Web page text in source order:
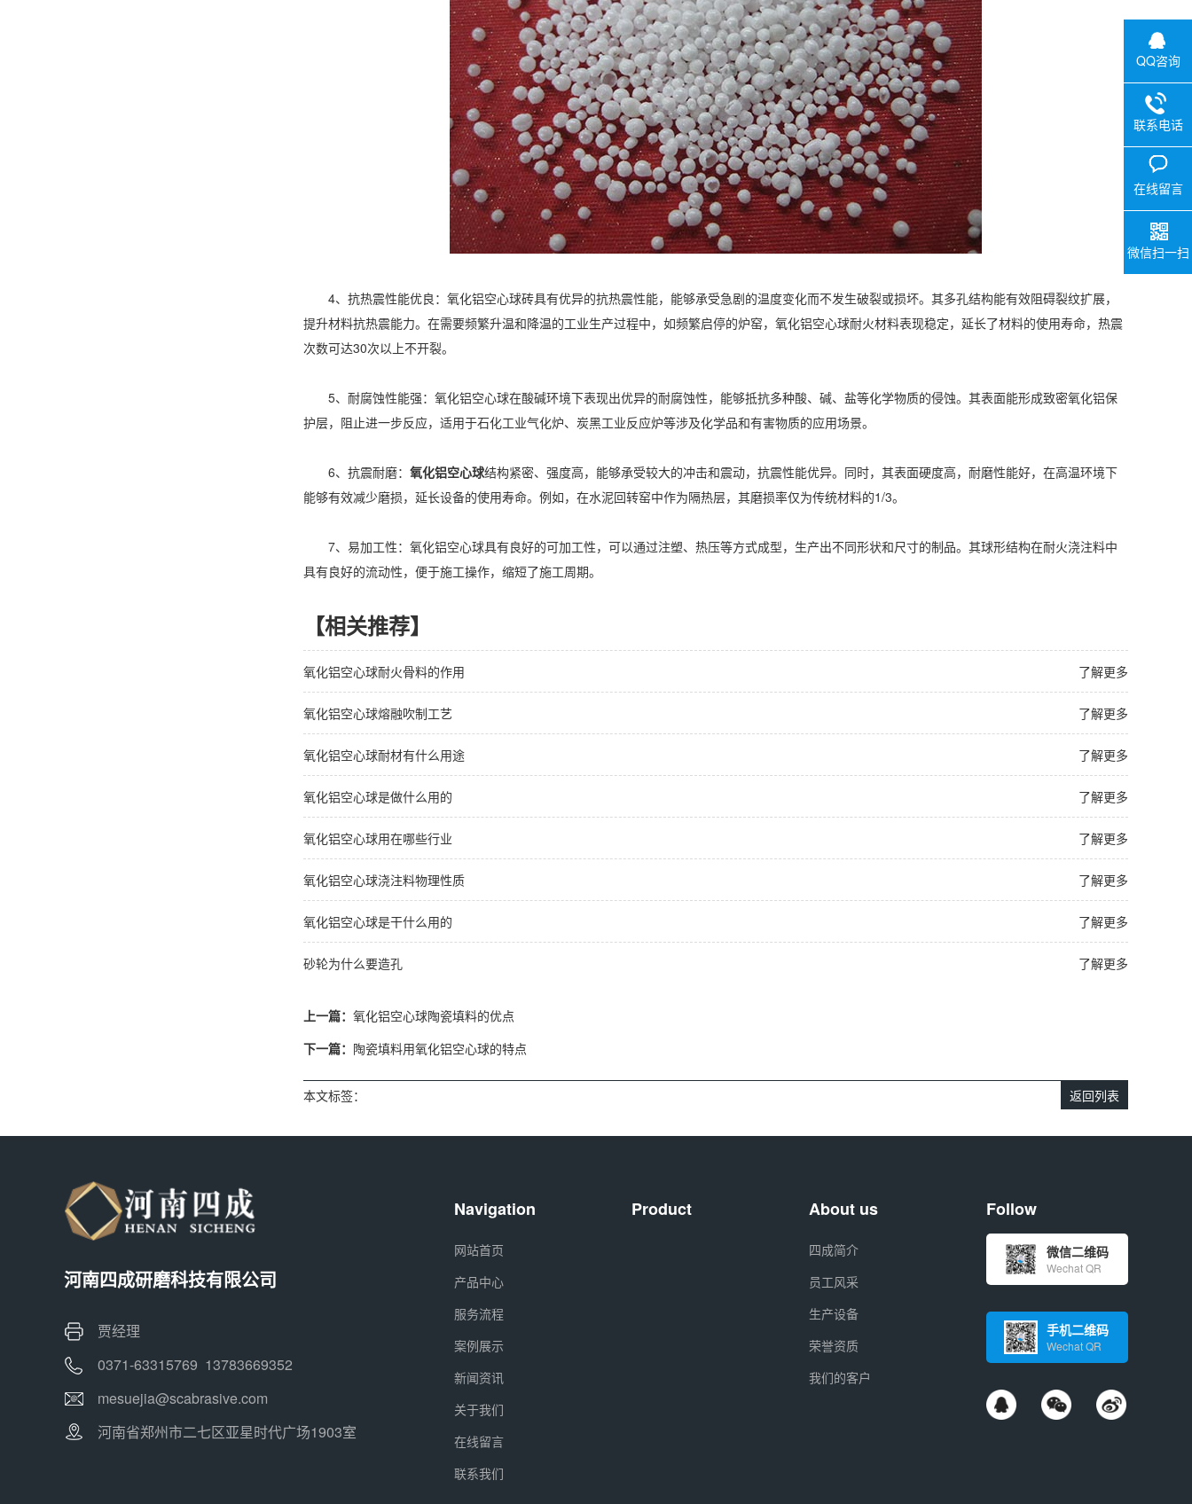
4、抗热震性能优良：氧化铝空心球砖具有优异的抗热震性能，能够承受急剧的温度变化而不发生破裂或损坏。其多孔结构能有效阻碍裂纹扩展，
提升材料抗热震能力。在需要频繁升温和降温的工业生产过程中，如频繁启停的炉窑，氧化铝空心球耐火材料表现稳定，延长了材料的使用寿命，热震
次数可达30次以上不开裂。
5、耐腐蚀性能强：氧化铝空心球在酸碱环境下表现出优异的耐腐蚀性，能够抵抗多种酸、碱、盐等化学物质的侵蚀。其表面能形成致密氧化铝保
护层，阻止进一步反应，适用于石化工业气化炉、炭黑工业反应炉等涉及化学品和有害物质的应用场景。
6、抗震耐磨： 氧化铝空心球结构紧密、强度高，能够承受较大的冲击和震动，抗震性能优异。同时，其表面硬度高，耐磨性能好，在高温环境下
能够有效减少磨损，延长设备的使用寿命。例如，在水泥回转窑中作为隔热层，其磨损率仅为传统材料的1/3。
7、易加工性：氧化铝空心球具有良好的可加工性，可以通过注塑、热压等方式成型，生产出不同形状和尺寸的制品。其球形结构在耐火浇注料中
具有良好的流动性，便于施工操作，缩短了施工周期。
【相关推荐】
了解更多
氧化铝空心球耐火骨料的作用
了解更多
氧化铝空心球熔融吹制工艺
了解更多
氧化铝空心球耐材有什么用途
了解更多
氧化铝空心球是做什么用的
了解更多
氧化铝空心球用在哪些行业
了解更多
氧化铝空心球浇注料物理性质
了解更多
氧化铝空心球是干什么用的
了解更多
砂轮为什么要造孔
上一篇： 氧化铝空心球陶瓷填料的优点
下一篇： 陶瓷填料用氧化铝空心球的特点
返回列表
本文标签：
河南四成研磨科技有限公司
贾经理
0371-63315769 13783669352
mesuejia@scabrasive.com
河南省郑州市二七区亚星时代广场1903室
Navigation
网站首页
产品中心
服务流程
案例展示
新闻资讯
关于我们
在线留言
联系我们
Product About us
四成简介
员工风采
生产设备
荣誉资质
我们的客户
Follow
微信二维码
Wechat QR
手机二维码
Wechat QR
QQ咨询
联系电话
在线留言
微信扫一扫